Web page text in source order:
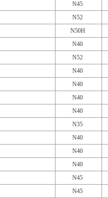
N45
N52
N50H
N40
N52
N40
N40
N40
N40
N35
N40
N40
N40
N45
N45